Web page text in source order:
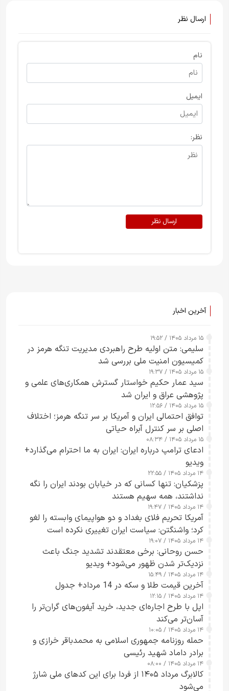
ارسال نظر
نام
ایمیل
نظر:
ارسال نظر
آخرین اخبار
۱۵ مرداد ۱۴۰۵ / ۱۹:۵۲
سلیمی: متن اولیه طرح راهبردی مدیریت تنگه هرمز در
کمیسیون امنیت ملی بررسی شد
۱۵ مرداد ۱۴۰۵ / ۱۹:۳۷
سید عمار حکیم خواستار گسترش همکاری‌های علمی و
پژوهشی عراق و ایران شد
۱۵ مرداد ۱۴۰۵ / ۱۲:۵۶
توافق احتمالی ایران و آمریکا بر سر تنگه هرمز؛ اختلاف
اصلی بر سر کنترل آبراه حیاتی
۱۵ مرداد ۱۴۰۵ / ۰۸:۳۴
ادعای ترامپ درباره ایران: ایران به ما احترام می‌گذارد+
ویدیو
۱۴ مرداد ۱۴۰۵ / ۲۲:۵۵
پزشکیان: تنها کسانی که در خیابان بودند ایران را نگه
نداشتند، همه سهیم هستند
۱۴ مرداد ۱۴۰۵ / ۱۹:۴۷
آمریکا تحریم فلای بغداد و دو هواپیمای وابسته را لغو
کرد؛ واشنگتن: سیاست ایران تغییری نکرده است
۱۴ مرداد ۱۴۰۵ / ۱۹:۰۷
حسن روحانی: برخی معتقدند تشدید جنگ باعث
نزدیک‌تر شدن ظهور می‌شود+ ویدیو
۱۴ مرداد ۱۴۰۵ / ۱۵:۴۹
آخرین قیمت طلا و سکه در 14 مرداد+ جدول
۱۴ مرداد ۱۴۰۵ / ۱۲:۱۵
اپل با طرح اجاره‌ای جدید، خرید آیفون‌های گران‌تر را
آسان‌تر می‌کند
۱۴ مرداد ۱۴۰۵ / ۱۰:۰۵
حمله روزنامه جمهوری اسلامی به محمدباقر خرازی و
برادر داماد شهید رئیسی
۱۴ مرداد ۱۴۰۵ / ۰۸:۰۰
کالابرگ مرداد ۱۴۰۵ از فردا برای این کدهای ملی شارژ
می‌شود